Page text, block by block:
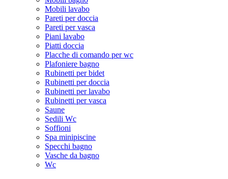
Mobili lavabo
Pareti per doccia
Pareti per vasca
Piani lavabo
Piatti doccia
Placche di comando per wc
Plafoniere bagno
Rubinetti per bidet
Rubinetti per doccia
Rubinetti per lavabo
Rubinetti per vasca
Saune
Sedili Wc
Soffioni
Spa minipiscine
Specchi bagno
Vasche da bagno
Wc